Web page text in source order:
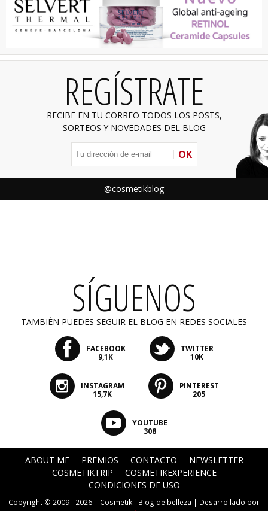
REGÍSTRATE
RECIBE EN TU CORREO TODOS LOS POSTS,
SORTEOS Y NOVEDADES DEL BLOG
OK
@cosmetikblog
SÍGUENOS
TAMBIÉN PUEDES SEGUIR EL BLOG EN REDES SOCIALES
FACEBOOK
9,1K
TWITTER
10K
INSTAGRAM
15,7K
PINTEREST
205
YOUTUBE
308
ABOUT ME PREMIOS CONTACTO
NEWSLETTER
COSMETIKTRIP
COSMETIKEXPERIENCE
CONDICIONES DE USO
Copyright © 2009 - 2026 | Cosmetik - Blog de belleza | Desarrollado por